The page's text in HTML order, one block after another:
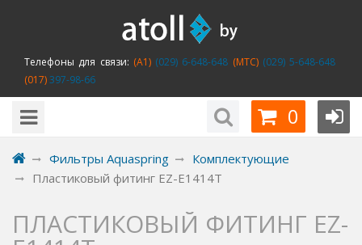
Телефоны для связи: (A1)(029) 6-648-648 (MTC)(029) 5-648-648
(017)397-98-66
0
Фильтры Aquaspring
Комплектующие
Пластиковый фитинг EZ-E1414T
ПЛАСТИКОВЫЙ ФИТИНГ EZ-